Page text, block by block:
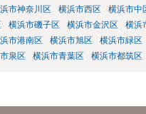
市神奈川区 横浜市西区 横浜市中
横浜市磯子区 横浜市金沢区
横浜
市港南区 横浜市旭区 横浜市緑区
泉区 横浜市青葉区 横浜市都筑区